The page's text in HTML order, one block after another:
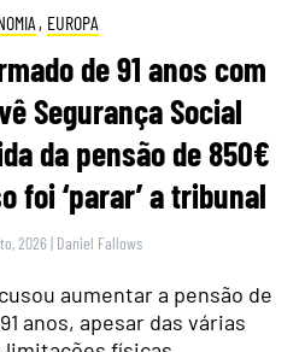
, EUROPA
de 91 anos com
Segurança Social
da pensão de 850€
foi ‘parar’ a tribunal
2026 | Daniel Fallows
aumentar a pensão de
anos, apesar das várias